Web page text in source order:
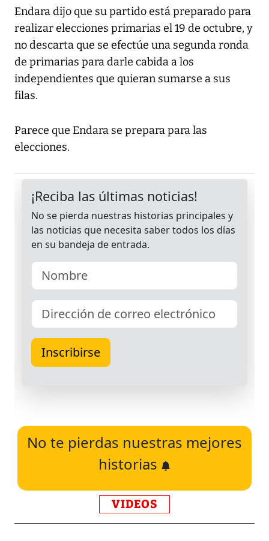
Endara dijo que su partido está preparado para
realizar elecciones primarias el 19 de octubre, y
no descarta que se efectúe una segunda ronda
de primarias para darle cabida a los
independientes que quieran sumarse a sus
filas.
Parece que Endara se prepara para las
elecciones.
No te pierdas nuestras mejores
historias
VIDEOS